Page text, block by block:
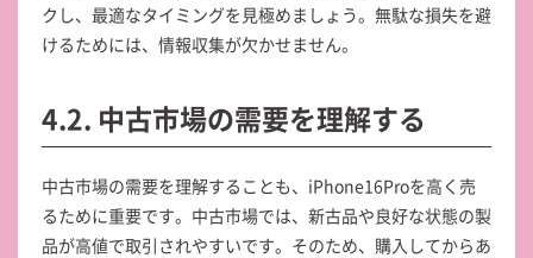
クし、最適なタイミングを見極めましょう。無駄な損失を避
けるためには、情報収集が欠かせません。
4.2. 中古市場の需要を理解する
中古市場の需要を理解することも、iPhone16Proを高く売
るために重要です。中古市場では、新古品や良好な状態の製
品が高値で取引されやすいです。そのため、購入してからあ